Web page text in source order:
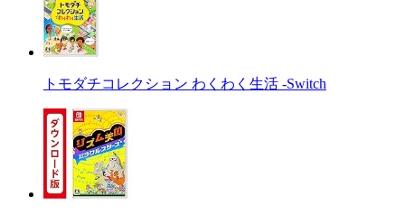
トモダチコレクション わくわく生活 -Switch